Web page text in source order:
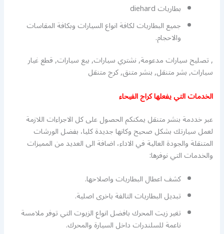
بطاريات diehard
جميع البطاريات لكافة انواع السيارات وبكافة المقاسات
والاحجام.
, تصليح سيارات مدعومة, نشتري سيارات, بيع سيارات, قطع غيار
سيارات, بشر متنقل, بنشر متنق, كرج متنقل
الخدمات التي يفعلها كراج الفيحاء
عبر خددمة بنشر متنقل يمكنكم الحصول على كل الاجراءات اللازمة
لعمل سيارتك بشكل صحيح وكانها جديدة كليا، بفضل الورشات
المتنقلة والجودة العالية في الاداء، اضافة الى العديد من المميزات
والخدمات التي نوفرها:
كشف اعطال البطاريات واصلاحها.
تبديل البطاريات التالفة باخرى اصلية.
تغير زيت المحرك بافضل انواع الزيوت التي توفر ملامسة
ناعمة للسلندرات داخل السيارة والمحرك.